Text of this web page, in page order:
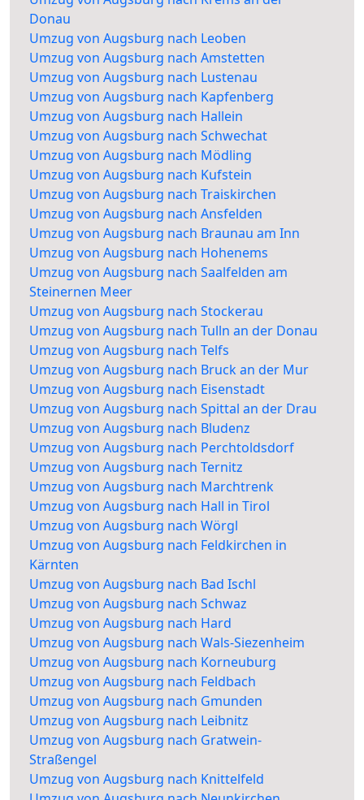
Donau
Umzug von Augsburg nach Leoben
Umzug von Augsburg nach Amstetten
Umzug von Augsburg nach Lustenau
Umzug von Augsburg nach Kapfenberg
Umzug von Augsburg nach Hallein
Umzug von Augsburg nach Schwechat
Umzug von Augsburg nach Mödling
Umzug von Augsburg nach Kufstein
Umzug von Augsburg nach Traiskirchen
Umzug von Augsburg nach Ansfelden
Umzug von Augsburg nach Braunau am Inn
Umzug von Augsburg nach Hohenems
Umzug von Augsburg nach Saalfelden am
Steinernen Meer
Umzug von Augsburg nach Stockerau
Umzug von Augsburg nach Tulln an der Donau
Umzug von Augsburg nach Telfs
Umzug von Augsburg nach Bruck an der Mur
Umzug von Augsburg nach Eisenstadt
Umzug von Augsburg nach Spittal an der Drau
Umzug von Augsburg nach Bludenz
Umzug von Augsburg nach Perchtoldsdorf
Umzug von Augsburg nach Ternitz
Umzug von Augsburg nach Marchtrenk
Umzug von Augsburg nach Hall in Tirol
Umzug von Augsburg nach Wörgl
Umzug von Augsburg nach Feldkirchen in
Kärnten
Umzug von Augsburg nach Bad Ischl
Umzug von Augsburg nach Schwaz
Umzug von Augsburg nach Hard
Umzug von Augsburg nach Wals-Siezenheim
Umzug von Augsburg nach Korneuburg
Umzug von Augsburg nach Feldbach
Umzug von Augsburg nach Gmunden
Umzug von Augsburg nach Leibnitz
Umzug von Augsburg nach Gratwein-
Straßengel
Umzug von Augsburg nach Knittelfeld